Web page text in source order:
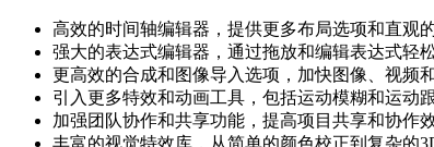
高效的时间轴编辑器，提供更多布局选项和直观的
强大的表达式编辑器，通过拖放和编辑表达式轻松控
更高效的合成和图像导入选项，加快图像、视频
引入更多特效和动画工具，包括运动模糊和运动跟
加强团队协作和共享功能，提高项目共享和协作效率
丰富的视觉特效库，从简单的颜色校正到复杂的3D